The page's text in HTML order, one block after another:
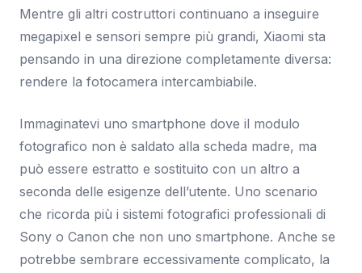
Mentre gli altri costruttori continuano a inseguire
megapixel e sensori sempre più grandi, Xiaomi sta
pensando in una direzione completamente diversa:
rendere la fotocamera intercambiabile.
Immaginatevi uno smartphone dove il modulo
fotografico non è saldato alla scheda madre, ma
può essere estratto e sostituito con un altro a
seconda delle esigenze dell’utente. Uno scenario
che ricorda più i sistemi fotografici professionali di
Sony o Canon che non uno smartphone. Anche se
potrebbe sembrare eccessivamente complicato, la